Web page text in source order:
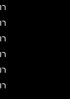
רואה
רואה
רואה
רואה
רואה
רואה